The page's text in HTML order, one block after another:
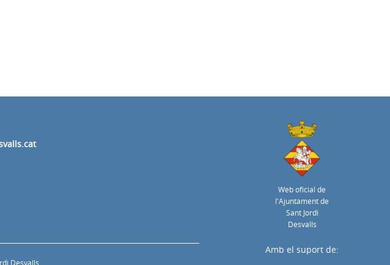
Web oficial de
l'Ajuntament de
Sant Jordi
Desvalls
Amb el suport de: